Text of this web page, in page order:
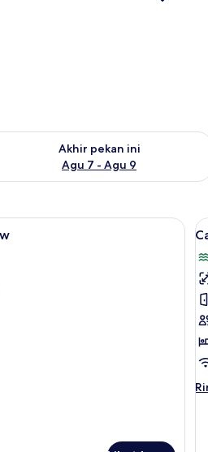
9
Akhir pekan ini
Agu 7 - Agu 9
ketersediaan untuk akhir
kerjaSelimut bulu angsa, tempat tidur